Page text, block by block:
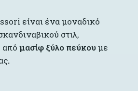
είναι ένα μοναδικό
στιλ,
από μασίφ ξύλο πεύκουμε
.